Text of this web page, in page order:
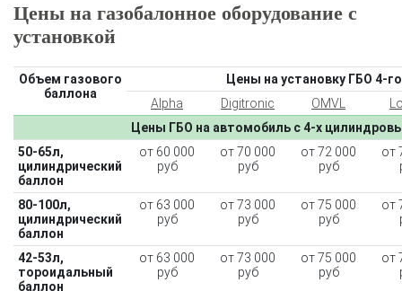
Цены на газобалонное оборудование с
установкой
Объем газового
баллона
Цены на установку ГБО 4-
Alpha
Digitronic OMVL
Цены ГБО на автомобиль с 4-х
50-65л,
цилиндрический
баллон
от 60 000
руб
от 70 000
руб
от 72 000
руб
от
80-100л,
цилиндрический
баллон
от 63 000
руб
от 73 000
руб
от 75 000
руб
от
42-53л,
тороидальный
баллон
от 63 000
руб
от 73 000
руб
от 75 000
руб
от